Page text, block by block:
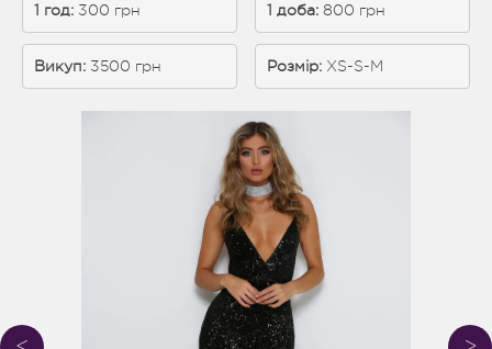
1 год: 300 грн 1 доба: 800 грн
Викуп: 3500 грн Розмір: XS-S-M